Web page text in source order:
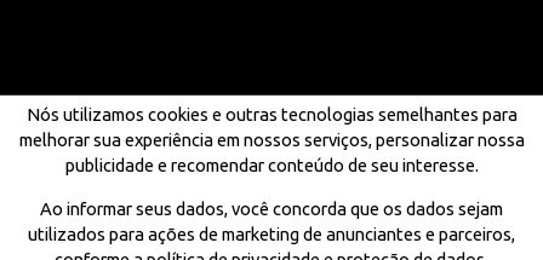
Nós utilizamos cookies e outras tecnologias semelhantes para
melhorar sua experiência em nossos serviços, personalizar nossa
publicidade e recomendar conteúdo de seu interesse.
Ao informar seus dados, você concorda que os dados sejam
utilizados para ações de marketing de anunciantes e parceiros,